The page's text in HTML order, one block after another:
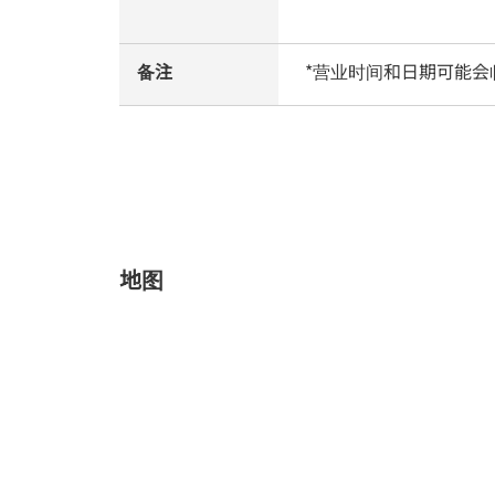
备注 *营业时间和日期可能会
地图